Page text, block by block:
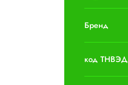
Бренд
код ТНВЭД